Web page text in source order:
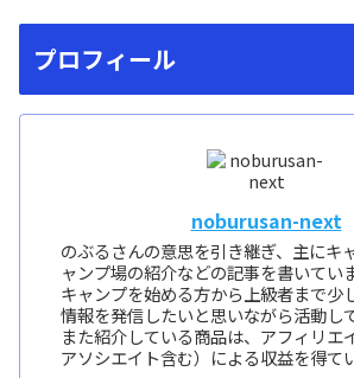
プロフィール
noburusan-next
のぶるさんの意思を引き継ぎ、主にキ
ャンプ場の紹介などの記事を書いてい
キャンプを始める方から上級者まで少
情報を発信したいと思いながら活動し
また紹介している商品は、アフィリ
アソシエイト含む）による収益を得て